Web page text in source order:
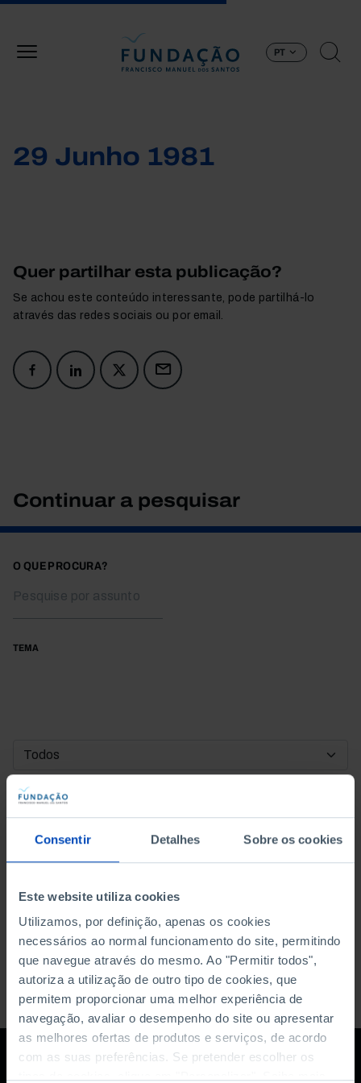
Consentir Detalhes Sobre os cookies
Este website utiliza cookies
Utilizamos, por definição, apenas os cookies
necessários ao normal funcionamento do site, permitindo
que navegue através do mesmo. Ao "Permitir todos",
autoriza a utilização de outro tipo de cookies, que
permitem proporcionar uma melhor experiência de
navegação, avaliar o desempenho do site ou apresentar
as melhores ofertas de produtos e serviços, de acordo
com as suas preferências. Se pretender escolher os
PT
29 Junho 1981
Quer partilhar esta publicação?
Se achou este conteúdo interessante, pode partilhá-lo
através das redes sociais ou por email.
Continuar a pesquisar
O QUE PROCURA?
TEMA
DATA DE INÍCIO
DATA DE FIM